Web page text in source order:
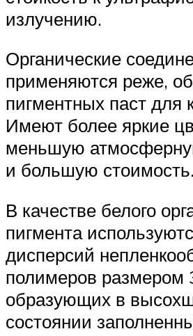
излучению.
Органические
применяются реже,
пигментных паст для
Имеют более яркие
меньшую
и большую стоимость.
В качестве белого
пигмента
дисперсий
полимеров
образующих в
состоянии